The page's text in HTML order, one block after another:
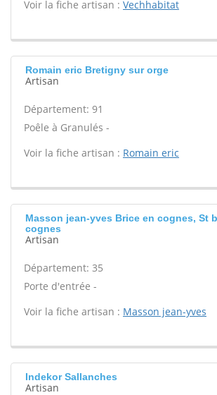
Voir la fiche artisan : Vechhabitat
Romain eric Bretigny sur orge
Artisan
Département: 91
Poêle à Granulés -
Voir la fiche artisan : Romain eric
Masson jean-yves Brice en cognes, St
cognes
Artisan
Département: 35
Porte d'entrée -
Voir la fiche artisan : Masson jean-yves
Indekor Sallanches
Artisan